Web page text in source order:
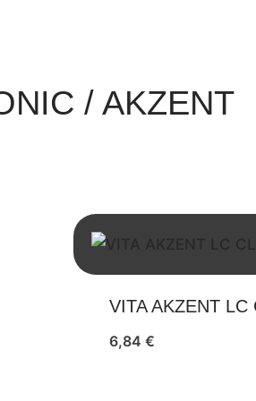
/ AKZENT
VITA AKZENT LC
6,84 €